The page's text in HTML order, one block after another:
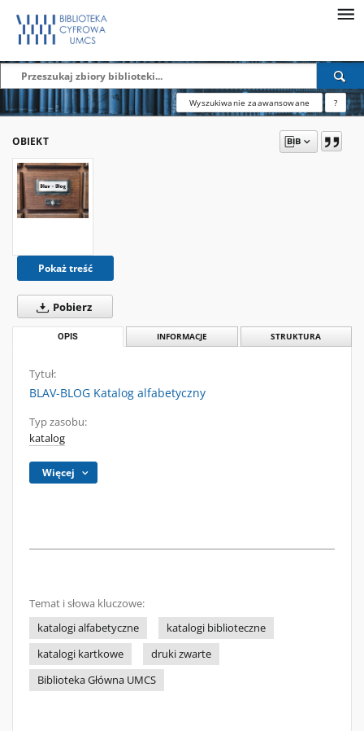
Wyszukiwanie zaawansowane ?
OBIEKT
Pokaż treść
Pobierz
OPIS INFORMACJE STRUKTURA
Tytuł:
BLAV-BLOG Katalog alfabetyczny
Typ zasobu:
katalog
Więcej
Temat i słowa kluczowe:
katalogi alfabetyczne
katalogi biblioteczne
katalogi kartkowe
druki zwarte
Biblioteka Główna UMCS